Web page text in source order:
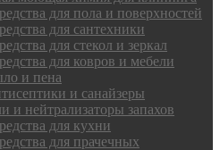
для пола и поверхностей
для сантехники
для стекол и зеркал
для ковров и мебели
и пена
и санайзеры
и нейтрализаторы запахов
для кухни
для прачечных